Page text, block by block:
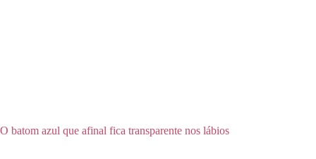
O batom azul que afinal fica transparente nos lábios